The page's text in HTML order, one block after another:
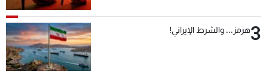
3هرمز... والشرط الإيراني!